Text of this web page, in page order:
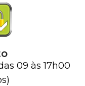
09 às 17h00